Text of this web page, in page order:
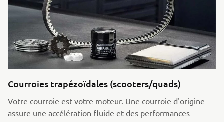
Courroies trapézoïdales (scooters/quads)
Votre courroie est votre moteur. Une courroie d'origine
assure une accélération fluide et des performances